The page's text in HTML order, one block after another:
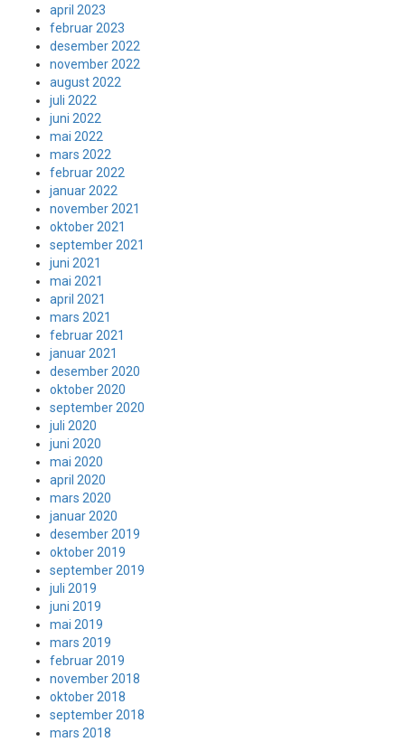
april 2023
februar 2023
desember 2022
november 2022
august 2022
juli 2022
juni 2022
mai 2022
mars 2022
februar 2022
januar 2022
november 2021
oktober 2021
september 2021
juni 2021
mai 2021
april 2021
mars 2021
februar 2021
januar 2021
desember 2020
oktober 2020
september 2020
juli 2020
juni 2020
mai 2020
april 2020
mars 2020
januar 2020
desember 2019
oktober 2019
september 2019
juli 2019
juni 2019
mai 2019
mars 2019
februar 2019
november 2018
oktober 2018
september 2018
mars 2018